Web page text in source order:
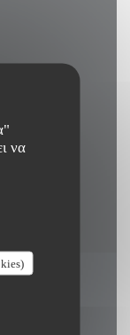
ναχωρίς